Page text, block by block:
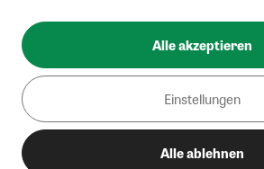
Alle akzeptieren
Einstellungen
Alle ablehnen